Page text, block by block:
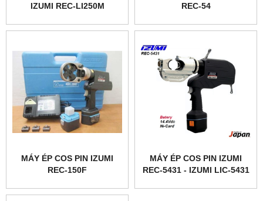
IZUMI REC-LI250M
REC-54
MÁY ÉP COS PIN IZUMI
REC-150F
MÁY ÉP COS PIN IZUMI
REC-5431 - IZUMI LIC-5431